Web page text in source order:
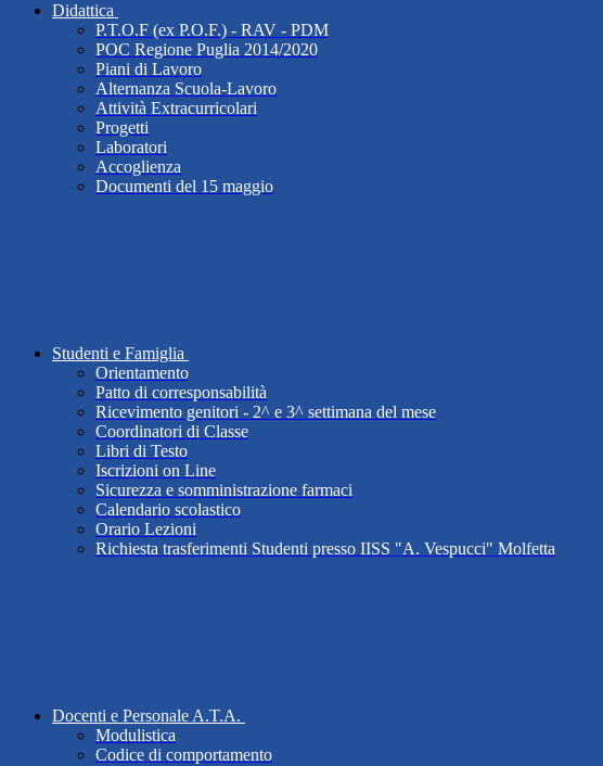
Didattica
P.T.O.F (ex P.O.F.) - RAV - PDM
POC Regione Puglia 2014/2020
Piani di Lavoro
Alternanza Scuola-Lavoro
Attività Extracurricolari
Progetti
Laboratori
Accoglienza
Documenti del 15 maggio
Studenti e Famiglia
Orientamento
Patto di corresponsabilità
Ricevimento genitori - 2^ e 3^ settimana del mese
Coordinatori di Classe
Libri di Testo
Iscrizioni on Line
Sicurezza e somministrazione farmaci
Calendario scolastico
Orario Lezioni
Richiesta trasferimenti Studenti presso IISS "A. Vespucci" Molfetta
Docenti e Personale A.T.A.
Modulistica
Codice di comportamento